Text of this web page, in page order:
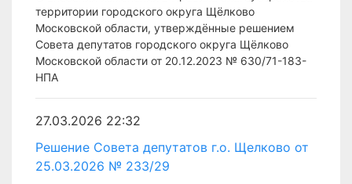
территории городского округа Щёлково
Московской области, утверждённые решением
Совета депутатов городского округа Щёлково
Московской области от 20.12.2023 № 630/71-183-
НПА
27.03.2026 22:32
Решение Совета депутатов г.о. Щелково от
25.03.2026 № 233/29